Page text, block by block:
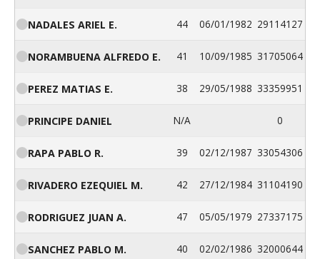
NADALES ARIEL E. 44 06/01/1982 29114127
NORAMBUENA ALFREDO E. 41 10/09/1985 31705064
PEREZ MATIAS E. 38 29/05/1988 33359951
PRINCIPE DANIEL N/A 0
RAPA PABLO R. 39 02/12/1987 33054306
RIVADERO EZEQUIEL M. 42 27/12/1984 31104190
RODRIGUEZ JUAN A. 47 05/05/1979 27337175
SANCHEZ PABLO M. 40 02/02/1986 32000644